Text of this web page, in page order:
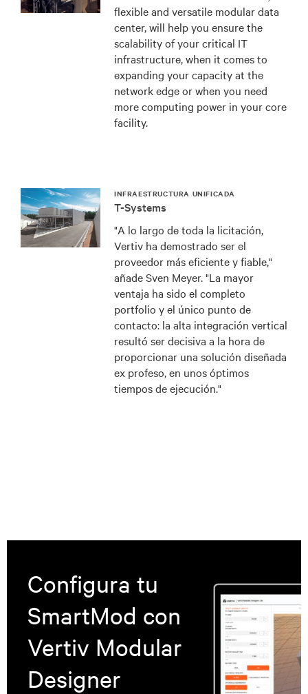
flexible and versatile modular data
center, will help you ensure the
scalability of your critical IT
infrastructure, when it comes to
expanding your capacity at the
network edge or when you need
more computing power in your core
facility.
INFRAESTRUCTURA UNIFICADA
T-Systems
"A lo largo de toda la licitación,
Vertiv ha demostrado ser el
proveedor más eficiente y fiable,"
añade Sven Meyer. "La mayor
ventaja ha sido el completo
portfolio y el único punto de
contacto: la alta integración vertical
resultó ser decisiva a la hora de
proporcionar una solución diseñada
ex profeso, en unos óptimos
tiempos de ejecución."
Configura tu
SmartMod con
Vertiv Modular
Designer